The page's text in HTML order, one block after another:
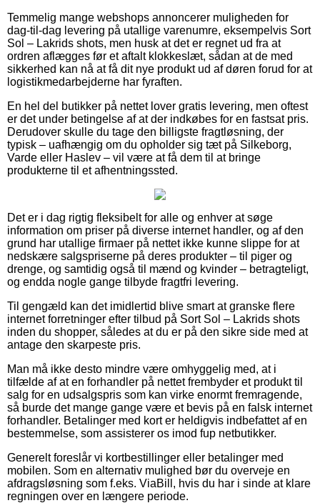
Temmelig mange webshops annoncerer muligheden for
dag-til-dag levering på utallige varenumre, eksempelvis Sort
Sol – Lakrids shots, men husk at det er regnet ud fra at
ordren aflægges før et aftalt klokkeslæt, sådan at de med
sikkerhed kan nå at få dit nye produkt ud af døren forud for at
logistikmedarbejderne har fyraften.
En hel del butikker på nettet lover gratis levering, men oftest
er det under betingelse af at der indkøbes for en fastsat pris.
Derudover skulle du tage den billigste fragtløsning, der
typisk – uafhængig om du opholder sig tæt på Silkeborg,
Varde eller Haslev – vil være at få dem til at bringe
produkterne til et afhentningssted.
Det er i dag rigtig fleksibelt for alle og enhver at søge
information om priser på diverse internet handler, og af den
grund har utallige firmaer på nettet ikke kunne slippe for at
nedskære salgspriserne på deres produkter – til piger og
drenge, og samtidig også til mænd og kvinder – betragteligt,
og endda nogle gange tilbyde fragtfri levering.
Til gengæld kan det imidlertid blive smart at granske flere
internet forretninger efter tilbud på Sort Sol – Lakrids shots
inden du shopper, således at du er på den sikre side med at
antage den skarpeste pris.
Man må ikke desto mindre være omhyggelig med, at i
tilfælde af at en forhandler på nettet frembyder et produkt til
salg for en udsalgspris som kan virke enormt fremragende,
så burde det mange gange være et bevis på en falsk internet
forhandler. Betalinger med kort er heldigvis indbefattet af en
bestemmelse, som assisterer os imod fup netbutikker.
Generelt foreslår vi kortbestillinger eller betalinger med
mobilen. Som en alternativ mulighed bør du overveje en
afdragsløsning som f.eks. ViaBill, hvis du har i sinde at klare
regningen over en længere periode.